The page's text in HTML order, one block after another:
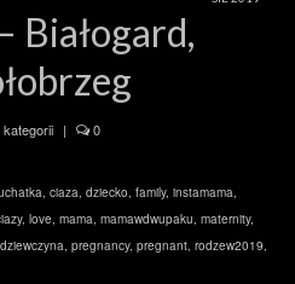
Białogard,
kategorii | 0
, ciaza, dziecko, family, instamama,
, love, mama, mamawdwupaku, maternity,
, pregnancy, pregnant, rodzew2019,